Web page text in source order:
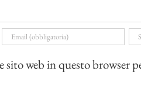
sito web in questo browser